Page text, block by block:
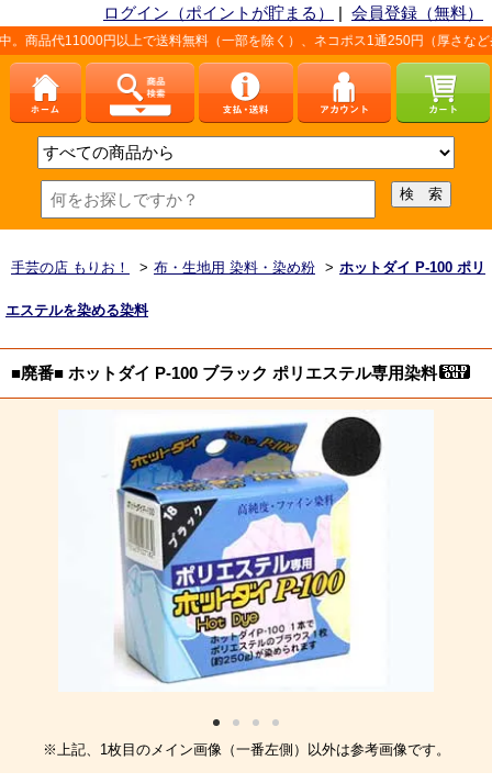
ログイン（ポイントが貯まる） | 会員登録（無料）
以上で送料無料（一部を除く）、ネコポス1通250円（厚さなど条件あり）。
手芸の店 もりお！ > 布・生地用 染料・染め粉 > ホットダイ P-100 ポリ
エステルを染める染料
■廃番■ ホットダイ P-100 ブラック ポリエステル専用染料
※上記、1枚目のメイン画像（一番左側）以外は参考画像です。